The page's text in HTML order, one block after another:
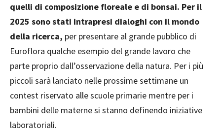
quelli di composizione floreale e di bonsai. Per il
2025 sono stati intrapresi dialoghi con il mondo
della ricerca, per presentare al grande pubblico di
Euroflora qualche esempio del grande lavoro che
parte proprio dall’osservazione della natura. Per i più
piccoli sarà lanciato nelle prossime settimane un
contest riservato alle scuole primarie mentre per i
bambini delle materne si stanno definendo iniziative
laboratoriali.